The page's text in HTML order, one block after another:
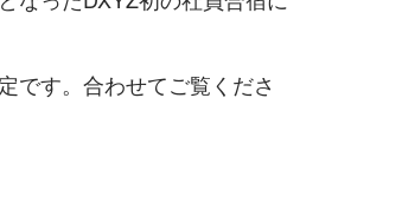
です。合わせてご覧くださ